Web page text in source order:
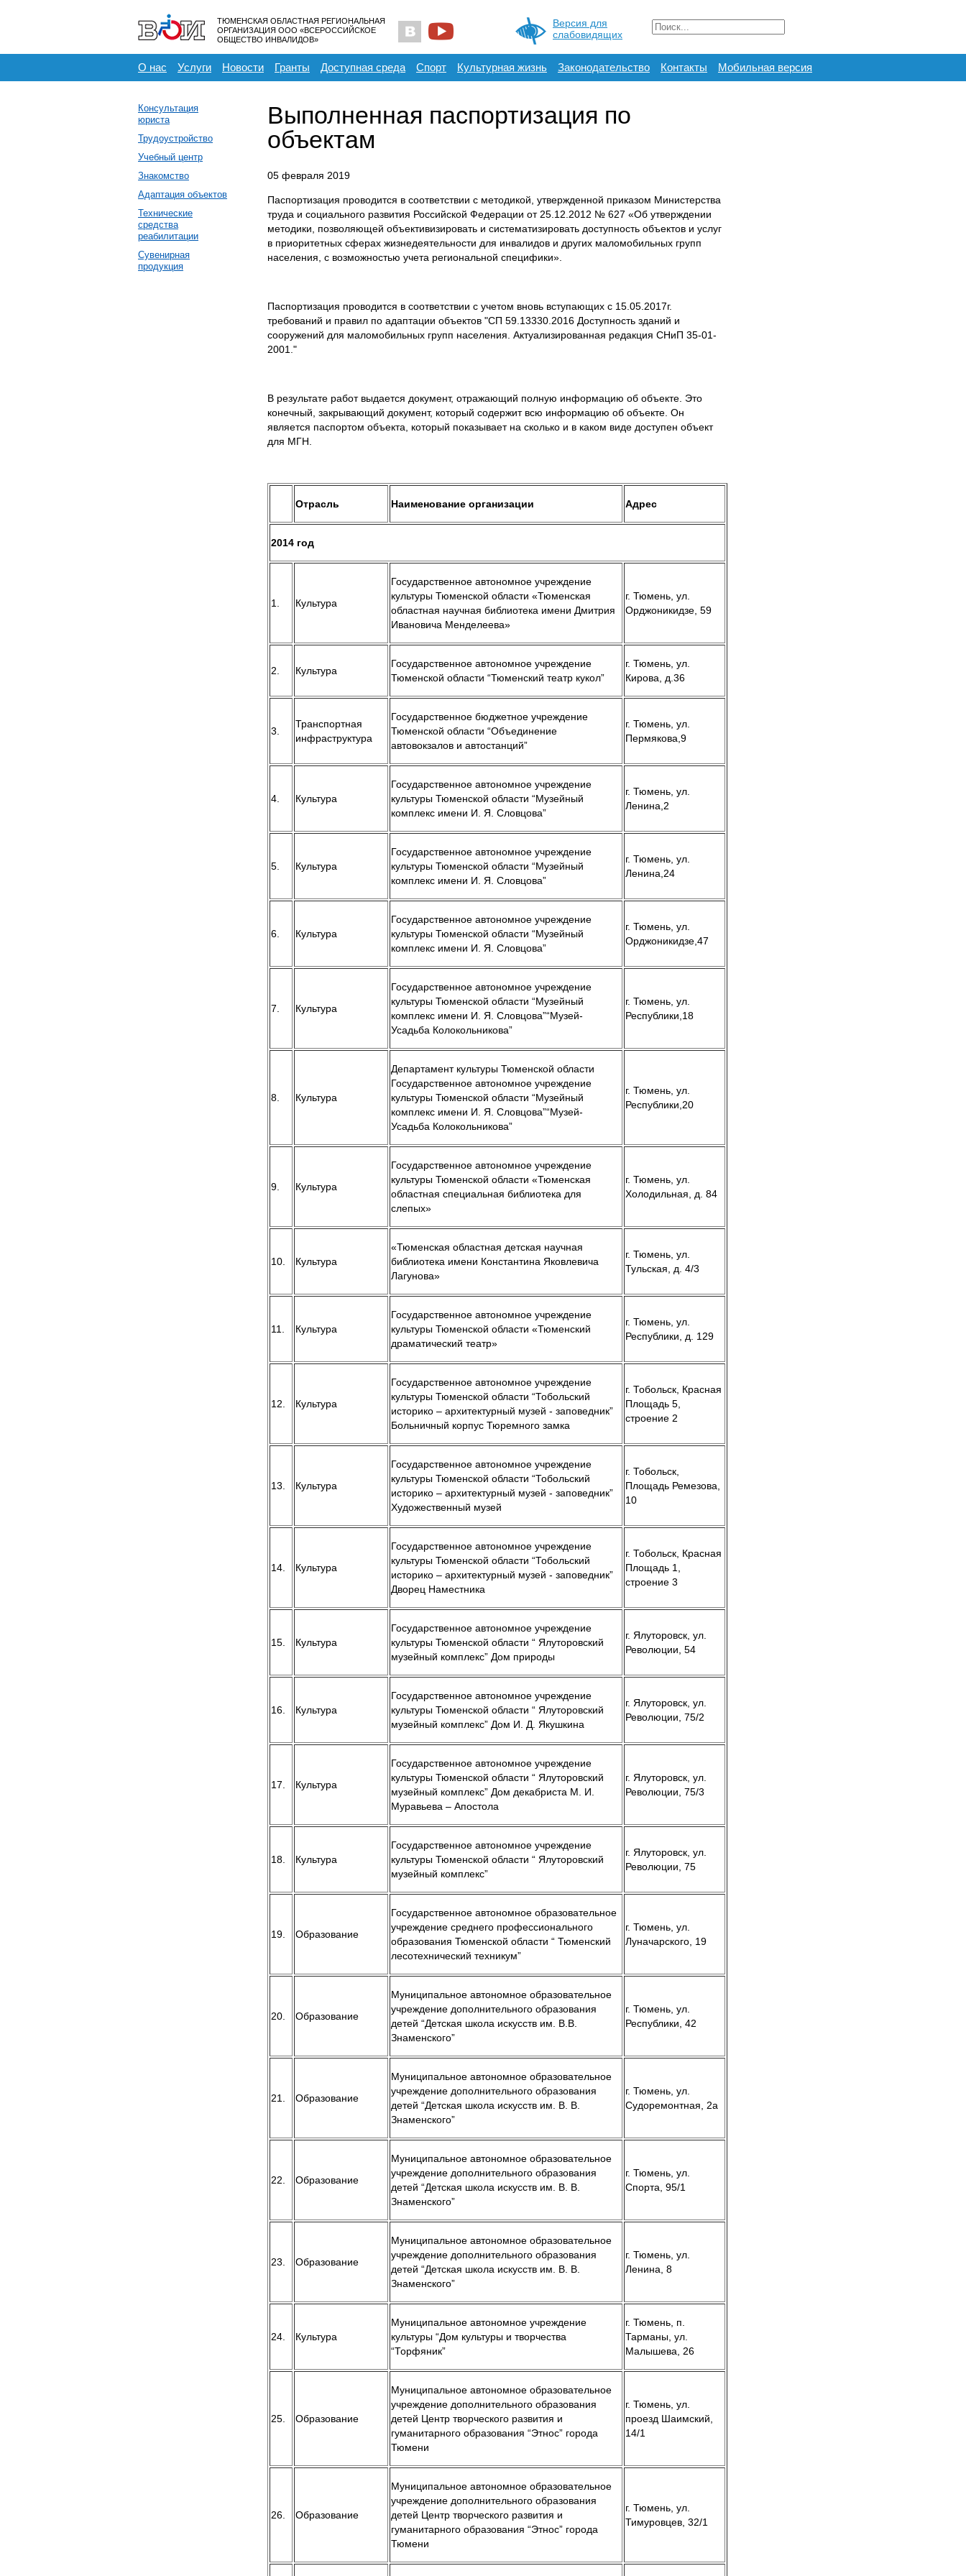
ТЮМЕНСКАЯ ОБЛАСТНАЯ РЕГИОНАЛЬНАЯ
ОРГАНИЗАЦИЯ ООО «ВСЕРОССИЙСКОЕ
ОБЩЕСТВО ИНВАЛИДОВ»
Версия для
слабовидящих
О нас Услуги Новости Гранты Доступная среда Спорт Культурная жизнь Законодательство Контакты Мобильная версия
Консультация
юриста
Трудоустройство
Учебный центр
Знакомство
Адаптация объектов
Технические
средства
реабилитации
Сувенирная
продукция
Выполненная паспортизация по
объектам
05 февраля 2019
Паспортизация проводится в соответствии с методикой, утвержденной приказом Министерства
труда и социального развития Российской Федерации от 25.12.2012 № 627 «Об утверждении
методики, позволяющей объективизировать и систематизировать доступность объектов и услуг
в приоритетных сферах жизнедеятельности для инвалидов и других маломобильных групп
населения, с возможностью учета региональной специфики».
Паспортизация проводится в соответствии с учетом вновь вступающих с 15.05.2017г.
требований и правил по адаптации объектов "СП 59.13330.2016 Доступность зданий и
сооружений для маломобильных групп населения. Актуализированная редакция СНиП 35-01-
2001."
В результате работ выдается документ, отражающий полную информацию об объекте. Это
конечный, закрывающий документ, который содержит всю информацию об объекте. Он
является паспортом объекта, который показывает на сколько и в каком виде доступен объект
для МГН.
Отрасль Наименование организации Адрес
2014 год
1. Культура
Государственное автономное учреждение
культуры Тюменской области «Тюменская
областная научная библиотека имени Дмитрия
Ивановича Менделеева»
г. Тюмень, ул.
Орджоникидзе, 59
2. Культура
Государственное автономное учреждение
Тюменской области “Тюменский театр кукол”
г. Тюмень, ул.
Кирова, д.36
3.
Транспортная
инфраструктура
Государственное бюджетное учреждение
Тюменской области “Объединение
автовокзалов и автостанций”
г. Тюмень, ул.
Пермякова,9
4. Культура
Государственное автономное учреждение
культуры Тюменской области “Музейный
комплекс имени И. Я. Словцова”
г. Тюмень, ул.
Ленина,2
5. Культура
Государственное автономное учреждение
культуры Тюменской области “Музейный
комплекс имени И. Я. Словцова”
г. Тюмень, ул.
Ленина,24
6. Культура
Государственное автономное учреждение
культуры Тюменской области “Музейный
комплекс имени И. Я. Словцова”
г. Тюмень, ул.
Орджоникидзе,47
7. Культура
Государственное автономное учреждение
культуры Тюменской области “Музейный
комплекс имени И. Я. Словцова”“Музей-
Усадьба Колокольникова”
г. Тюмень, ул.
Республики,18
8. Культура
Департамент культуры Тюменской области
Государственное автономное учреждение
культуры Тюменской области “Музейный
комплекс имени И. Я. Словцова”“Музей-
Усадьба Колокольникова”
г. Тюмень, ул.
Республики,20
9. Культура
Государственное автономное учреждение
культуры Тюменской области «Тюменская
областная специальная библиотека для
слепых»
г. Тюмень, ул.
Холодильная, д. 84
10. Культура
«Тюменская областная детская научная
библиотека имени Константина Яковлевича
Лагунова»
г. Тюмень, ул.
Тульская, д. 4/3
11. Культура
Государственное автономное учреждение
культуры Тюменской области «Тюменский
драматический театр»
г. Тюмень, ул.
Республики, д. 129
12. Культура
Государственное автономное учреждение
культуры Тюменской области “Тобольский
историко – архитектурный музей - заповедник”
Больничный корпус Тюремного замка
г. Тобольск, Красная
Площадь 5,
строение 2
13. Культура
Государственное автономное учреждение
культуры Тюменской области “Тобольский
историко – архитектурный музей - заповедник”
Художественный музей
г. Тобольск,
Площадь Ремезова,
10
14. Культура
Государственное автономное учреждение
культуры Тюменской области “Тобольский
историко – архитектурный музей - заповедник”
Дворец Наместника
г. Тобольск, Красная
Площадь 1,
строение 3
15. Культура
Государственное автономное учреждение
культуры Тюменской области “ Ялуторовский
музейный комплекс” Дом природы
г. Ялуторовск, ул.
Революции, 54
16. Культура
Государственное автономное учреждение
культуры Тюменской области “ Ялуторовский
музейный комплекс” Дом И. Д. Якушкина
г. Ялуторовск, ул.
Революции, 75/2
17. Культура
Государственное автономное учреждение
культуры Тюменской области “ Ялуторовский
музейный комплекс” Дом декабриста М. И.
Муравьева – Апостола
г. Ялуторовск, ул.
Революции, 75/3
18. Культура
Государственное автономное учреждение
культуры Тюменской области “ Ялуторовский
музейный комплекс”
г. Ялуторовск, ул.
Революции, 75
19. Образование
Государственное автономное образовательное
учреждение среднего профессионального
образования Тюменской области “ Тюменский
лесотехнический техникум”
г. Тюмень, ул.
Луначарского, 19
20. Образование
Муниципальное автономное образовательное
учреждение дополнительного образования
детей “Детская школа искусств им. В.В.
Знаменского”
г. Тюмень, ул.
Республики, 42
21. Образование
Муниципальное автономное образовательное
учреждение дополнительного образования
детей “Детская школа искусств им. В. В.
Знаменского”
г. Тюмень, ул.
Судоремонтная, 2а
22. Образование
Муниципальное автономное образовательное
учреждение дополнительного образования
детей “Детская школа искусств им. В. В.
Знаменского”
г. Тюмень, ул.
Спорта, 95/1
23. Образование
Муниципальное автономное образовательное
учреждение дополнительного образования
детей “Детская школа искусств им. В. В.
Знаменского”
г. Тюмень, ул.
Ленина, 8
24. Культура
Муниципальное автономное учреждение
культуры “Дом культуры и творчества
“Торфяник”
г. Тюмень, п.
Тарманы, ул.
Малышева, 26
25. Образование
Муниципальное автономное образовательное
учреждение дополнительного образования
детей Центр творческого развития и
гуманитарного образования “Этнос” города
Тюмени
г. Тюмень, ул.
проезд Шаимский,
14/1
26. Образование
Муниципальное автономное образовательное
учреждение дополнительного образования
детей Центр творческого развития и
гуманитарного образования “Этнос” города
Тюмени
г. Тюмень, ул.
Тимуровцев, 32/1